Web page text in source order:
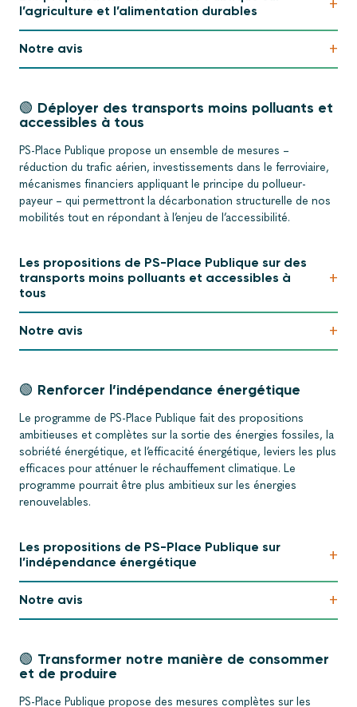
l’agriculture et l’alimentation durables
Notre avis +
🟢 Déployer des transports moins polluants et
accessibles à tous
PS-Place Publique propose un ensemble de mesures –
réduction du trafic aérien, investissements dans le ferroviaire,
mécanismes financiers appliquant le principe du pollueur-
payeur – qui permettront la décarbonation structurelle de nos
mobilités tout en répondant à l’enjeu de l’accessibilité.
Les propositions de PS-Place Publique sur des
transports moins polluants et accessibles à
tous
+
Notre avis +
🟢 Renforcer l’indépendance énergétique
Le programme de PS-Place Publique fait des propositions
ambitieuses et complètes sur la sortie des énergies fossiles, la
sobriété énergétique, et l’efficacité énergétique, leviers les plus
efficaces pour atténuer le réchauffement climatique. Le
programme pourrait être plus ambitieux sur les énergies
renouvelables.
Les propositions de PS-Place Publique sur
l’indépendance énergétique
+
Notre avis +
🟢 Transformer notre manière de consommer
et de produire
PS-Place Publique propose des mesures complètes sur les